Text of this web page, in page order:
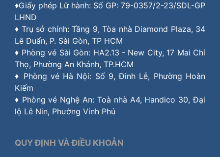
♦Giấy phép Lữ hành: Số GP: 79-0357/2-23/SDL-GP
LHND
♦ Trụ sở chính: Tầng 9, Tòa nhà Diamond Plaza, 34
Lê Duẩn, P. Sài Gòn, TP HCM
♦ Phòng vé Sài Gòn: HA2.13 - New City, 17 Mai Chí
Thọ, Phường An Khánh, TP.HCM
♦ Phòng vé Hà Nội: Số 9, Đinh Lễ, Phường Hoàn
Kiếm
♦ Phòng vé Nghệ An: Toà nhà A4, Handico 30, Đại
lộ Lê Nin, Phường Vinh Phú
QUY ĐỊNH VÀ ĐIỀU KHOẢN